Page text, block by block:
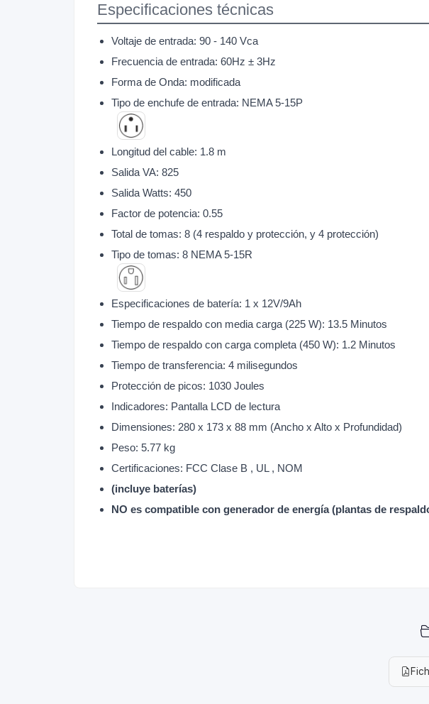
Especificaciones técnicas
Voltaje de entrada: 90 - 140 Vca
Frecuencia de entrada: 60Hz ± 3Hz
Forma de Onda: modificada
Tipo de enchufe de entrada: NEMA 5-15P
Longitud del cable: 1.8 m
Salida VA: 825
Salida Watts: 450
Factor de potencia: 0.55
Total de tomas: 8 (4 respaldo y protección, y 4 protección)
Tipo de tomas: 8 NEMA 5-15R
Especificaciones de batería: 1 x 12V/9Ah
Tiempo de respaldo con media carga (225 W): 13.5 Minutos
Tiempo de respaldo con carga completa (450 W): 1.2 Minutos
Tiempo de transferencia: 4 milisegundos
Protección de picos: 1030 Joules
Indicadores: Pantalla LCD de lectura
Dimensiones: 280 x 173 x 88 mm (Ancho x Alto x Profundidad)
Peso: 5.77 kg
Certificaciones: FCC Clase B , UL , NOM
(incluye baterías)
NO es compatible con generador de energía (plantas de